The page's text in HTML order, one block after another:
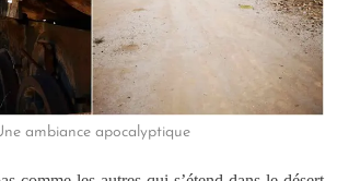
ambiance apocalyptique